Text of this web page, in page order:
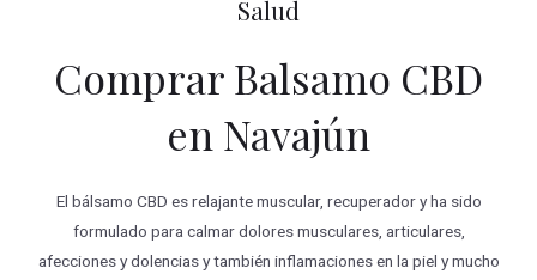
Salud
Comprar Balsamo CBD
en Navajún
El bálsamo CBD es relajante muscular, recuperador y ha sido
formulado para calmar dolores musculares, articulares,
afecciones y dolencias y también inflamaciones en la piel y mucho